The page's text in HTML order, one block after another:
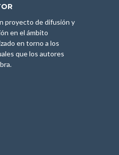
proyecto de difusión y
en el ámbito
en torno a los
que los autores